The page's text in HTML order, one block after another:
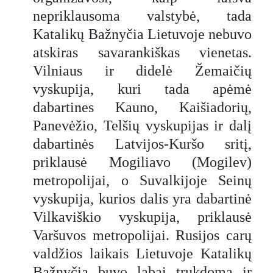
argumentuotai paneigia vėliau jam
mestus kaltinimus, esą jis draudęs
kunigams padėti žydams .
Apibendrinimas
Vyskupo Vincento Brizgio knyga
„Katalikų Bažnyčia Lietuvoje 1940-
1944 metais“ yra neįkainojamas
istorijos šaltinis. Tai ne sausas
akademinis traktatas, o gyvas,
faktais ir dokumentais paremtas
liudijimas, atskleidžiantis Bažnyčios,
kaip institucijos, ir visos lietuvių
tautos kovą už dvasinį ir fizinį
išlikimą. Autoriaus, kaip įvykių
epicentre buvusio asmens,
perspektyva suteikia veikalui
autentiškumo ir gilumo. Knyga
atskleidžia ne tik okupantų
nepriklausoma valstybė, tada
Katalikų Bažnyčia Lietuvoje nebuvo
atskiras savarankiškas vienetas.
Vilniaus ir didelė Žemaičių
vyskupija, kuri tada apėmė
dabartines Kauno, Kaišiadorių,
Panevėžio, Telšių vyskupijas ir dalį
dabartinės Latvijos-Kuršo sritį,
priklausė Mogiliavo (Mogilev)
metropolijai, o Suvalkijoje Seinų
vyskupija, kurios dalis yra dabartinė
Vilkaviškio vyskupija, priklausė
Varšuvos metropolijai. Rusijos carų
valdžios laikais Lietuvoje Katalikų